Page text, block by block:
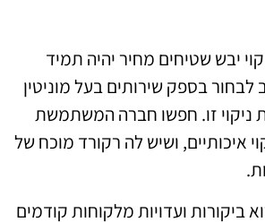
יבש שטיחים מחיר יהיה תמיד
בספק שירותים בעל מוניטין
ניקוי זו. חפשו חברה המשתמשת
איכותיים, ושיש לה רקורד מוכח של
ביקורות ועדויות מלקוחות קודמים